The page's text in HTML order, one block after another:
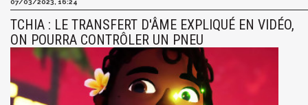
07/03/2023, 16:24
TCHIA : LE TRANSFERT D'ÂME EXPLIQUÉ EN VIDÉO,
ON POURRA CONTRÔLER UN PNEU